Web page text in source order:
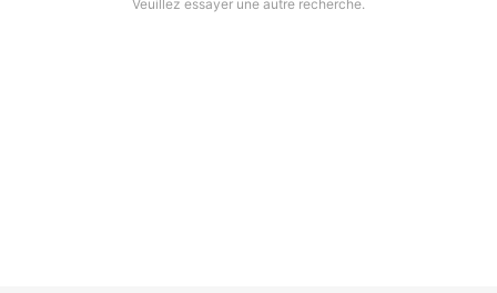
Veuillez essayer une autre recherche.